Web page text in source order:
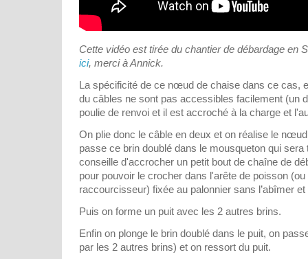
Cette vidéo est tirée du chantier de débardage en
ici, merci à Annick.
La spécificité de ce nœud de chaise dans ce cas,
du câbles ne sont pas accessibles facilement (un
poulie de renvoi et il est accroché à la charge et
On plie donc le câble en deux et on réalise le
passe ce brin doublé dans le mousqueton qui sera
conseille d'accrocher un petit bout de chaîne de
pour pouvoir le crocher dans l'arête de poisson
raccourcisseur) fixée au palonnier sans l’abîmer
Puis on forme un puit avec les 2 autres brins.
Enfin on plonge le brin doublé dans le puit, on
par les 2 autres brins) et on ressort du puit.